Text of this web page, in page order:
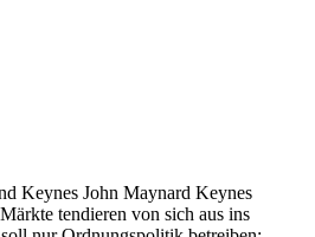
Keynes John Maynard Keynes
tendieren von sich aus ins